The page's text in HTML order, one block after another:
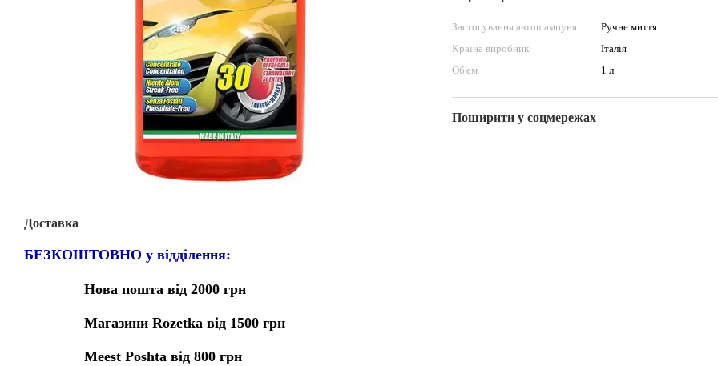
Доставка
БЕЗКОШТОВНО у відділення:
Нова пошта від 2000 грн
Магазини Rozetka від 1500 грн
Meest Poshta від 800 грн
Застосування автошампуня
Ручне миття
Країна виробник
Італія
Об'єм
1 л
Поширити у соцмережах